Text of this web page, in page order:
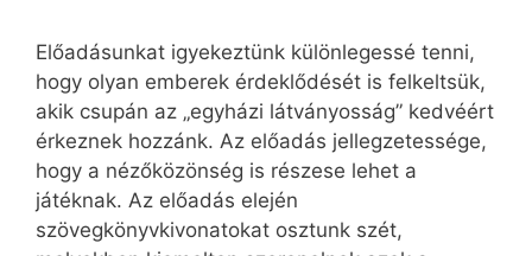
Előadásunkat igyekeztünk különlegessé tenni,
hogy olyan emberek érdeklődését is felkeltsük,
akik csupán az „egyházi látványosság” kedvéért
érkeznek hozzánk. Az előadás jellegzetessége,
hogy a nézőközönség is részese lehet a
játéknak. Az előadás elején
szövegkönyvkivonatokat osztunk szét,